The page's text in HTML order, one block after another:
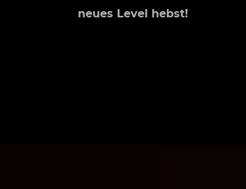
neues Level hebst!